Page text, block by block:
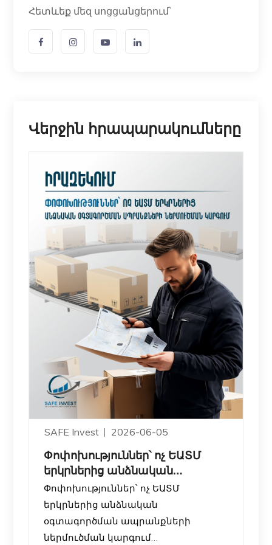
Հետևեք մեզ սոցցանցերում՝
Վերջին հրապարակումները
SAFE Invest 2026-06-05
Փոփոխություններ՝ ոչ ԵԱՏՄ
երկրներից անձնական
օգտագործման ապրանքների
ներ
Փոփոխություններ՝ ոչ ԵԱՏՄ
երկրներից անձնական
օգտագործման ապրանքների
ներմուծման կարգում